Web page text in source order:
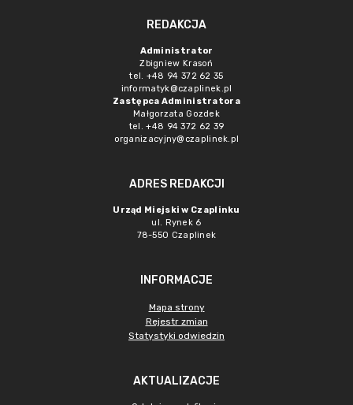
REDAKCJA
Administrator
Zbigniew Krasoń
tel. +48 94 372 62 35
informatyk@czaplinek.pl
Zastępca Administratora
Małgorzata Gozdek
tel. +48 94 372 62 39
organizacyjny@czaplinek.pl
ADRES REDAKCJI
Urząd Miejski w Czaplinku
ul. Rynek 6
78-550 Czaplinek
INFORMACJE
Mapa strony
Rejestr zmian
Statystyki odwiedzin
AKTUALIZACJE